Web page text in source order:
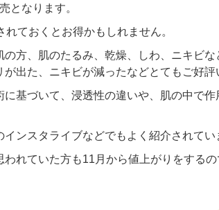
となります。
ておくとお得かもしれません。
方、肌のたるみ、乾燥、しわ、ニキビ
出た、ニキビが減ったなどとてもご好評
基づいて、浸透性の違いや、肌の中で
ンスタライブなどでもよく紹介されてい
れていた方も11月から値上がりをする